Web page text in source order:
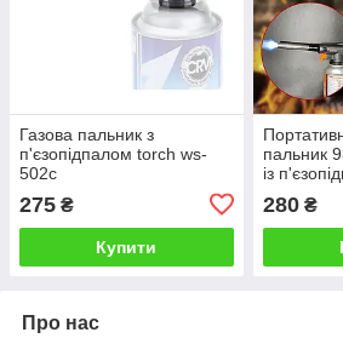
Газова пальник з
п'єзопідпалом torch ws-
502c
275 ₴
Купити
пальник
із
280₴
Про нас